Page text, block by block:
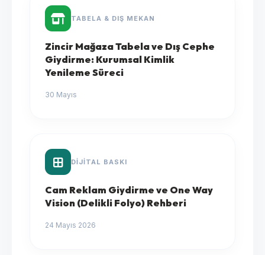
TABELA & DIŞ MEKAN
Zincir Mağaza Tabela ve Dış Cephe
Giydirme: Kurumsal Kimlik
Yenileme Süreci
30 Mayıs
DIJITAL BASKI
Cam Reklam Giydirme ve One Way
Vision (Delikli Folyo) Rehberi
24 Mayıs 2026